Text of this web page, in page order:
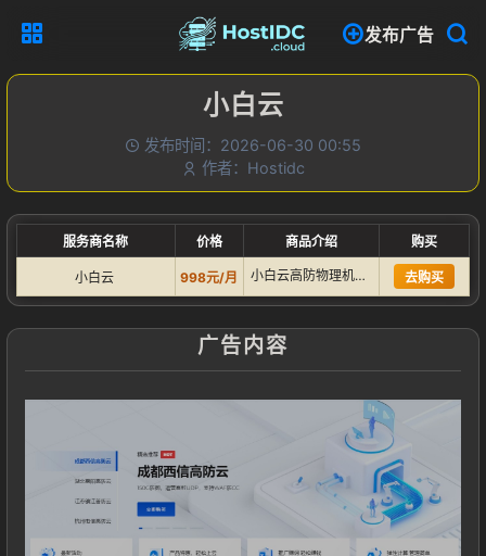
发布广告
小白云
发布时间：2026-06-30 00:55
作者：Hostidc
服务商名称 价格 商品介绍 购买
小白云 998元/月 小白云高防物理机服务器，40核心60G内存，400G防御，襄… 去购买
广告内容